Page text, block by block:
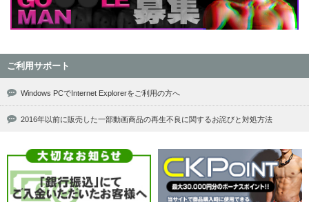
ご利用サポート
Windows PCでInternet Explorerをご利用の方へ
2016年以前に販売した一部動画商品の再生不良に関するお詫びと対処方法